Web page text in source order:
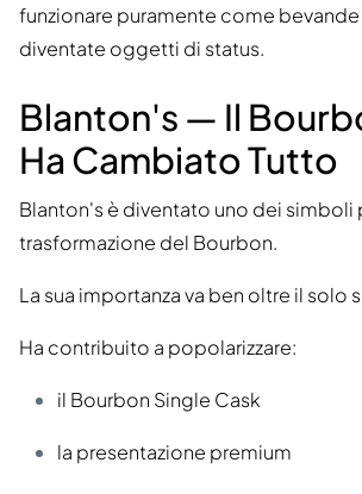
funzionare puramente come
diventate oggetti di status.
Blanton's — Il
Ha Cambiato Tutto
Blanton's è diventato uno dei simboli
trasformazione del Bourbon.
La sua importanza va ben oltre il solo
Ha contribuito a popolarizzare:
il Bourbon Single Cask
la presentazione premium